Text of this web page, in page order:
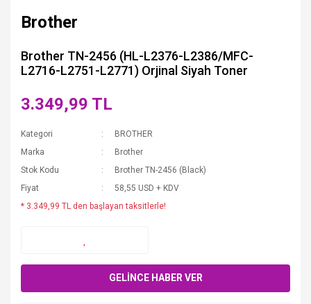
Brother
Brother TN-2456 (HL-L2376-L2386/MFC-
L2716-L2751-L2771) Orjinal Siyah Toner
3.349,99 TL
Kategori
BROTHER
Marka
Brother
Stok Kodu
Brother TN-2456 (Black)
Fiyat
58,55 USD + KDV
* 3.349,99 TL den başlayan taksitlerle!
GELİNCE HABER VER